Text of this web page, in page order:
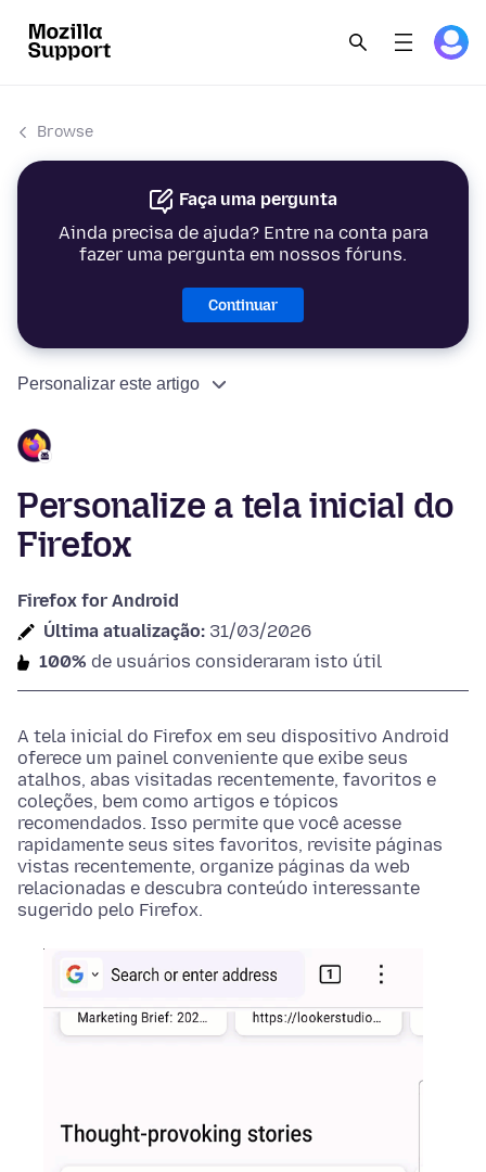
Browse
Faça uma pergunta
Ainda precisa de ajuda? Entre na conta para
fazer uma pergunta em nossos fóruns.
Continuar
Personalizar este artigo
Personalize a tela inicial do
Firefox
Firefox for Android
Última atualização: 31/03/2026
100% de usuários consideraram isto útil
A tela inicial do Firefox em seu dispositivo Android
oferece um painel conveniente que exibe seus
atalhos, abas visitadas recentemente, favoritos e
coleções, bem como artigos e tópicos
recomendados. Isso permite que você acesse
rapidamente seus sites favoritos, revisite páginas
vistas recentemente, organize páginas da web
relacionadas e descubra conteúdo interessante
sugerido pelo Firefox.